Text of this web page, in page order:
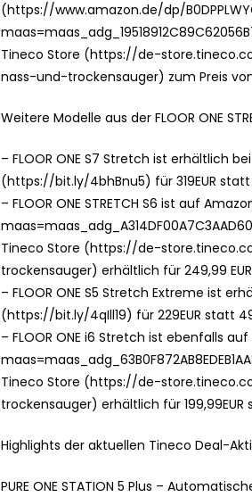
(https://www.amazon.de/dp/
Tineco Store (https://de-
nass-und-trockensauger) zum Preis von
Weitere Modelle aus der FLOOR ONE
– FLOOR ONE S7 Stretch ist erhältlich
(https://bit.ly/4bhBnu5) für 319EUR statt
– FLOOR ONE STRETCH S6 ist auf
Tineco Store (https://de-
trockensauger) erhältlich für 249,99
– FLOOR ONE S5 Stretch Extreme ist
(https://bit.ly/4qIll19) für 229EUR statt
– FLOOR ONE i6 Stretch ist ebenfalls
Tineco Store (https://de-
trockensauger) erhältlich für 199,99EUR
Highlights der aktuellen Tineco Deal-
PURE ONE STATION 5 Plus –